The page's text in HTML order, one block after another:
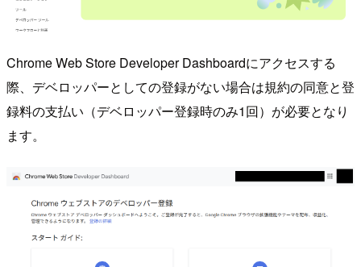
Chrome Web Store Developer Dashboardにアクセスする
際、デベロッパーとしての登録がない場合は規約の同意と登
録料の支払い（デベロッパー登録時のみ1回）が必要となり
ます。